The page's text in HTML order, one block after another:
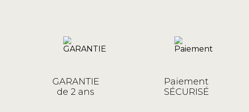
GARANTIE
de 2 ans
Paiement
SÉCURISÉ